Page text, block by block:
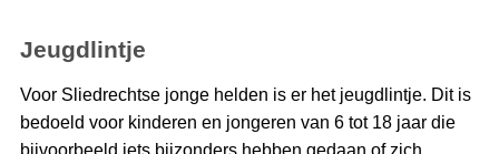
Jeugdlintje
Voor Sliedrechtse jonge helden is er het jeugdlintje. Dit is
bedoeld voor kinderen en jongeren van 6 tot 18 jaar die